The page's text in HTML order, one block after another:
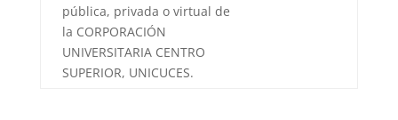
pública, privada o virtual de
la CORPORACIÓN
UNIVERSITARIA CENTRO
SUPERIOR, UNICUCES.